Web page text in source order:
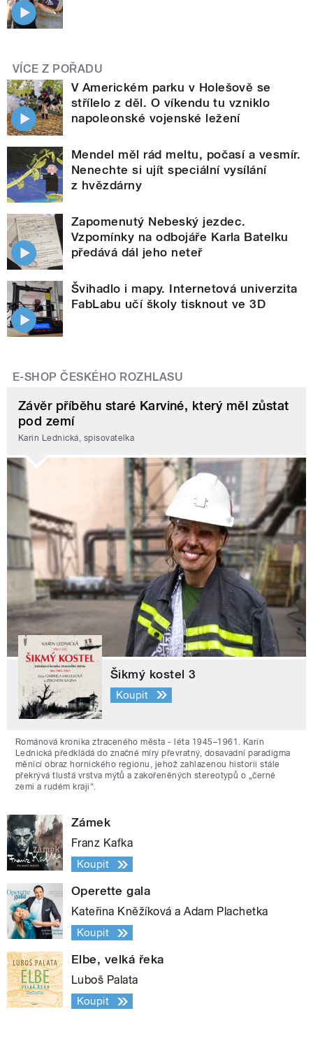
VÍCE Z POŘADU
V Americkém parku v Holešově se
střílelo z děl. O víkendu tu vzniklo
napoleonské vojenské ležení
Mendel měl rád meltu, počasí a vesmír.
Nenechte si ujít speciální vysílání
z hvězdárny
Zapomenutý Nebeský jezdec.
Vzpomínky na odbojáře Karla Batelku
předává dál jeho neteř
Švihadlo i mapy. Internetová univerzita
FabLabu učí školy tisknout ve 3D
E-SHOP ČESKÉHO ROZHLASU
Závěr příběhu staré Karviné, který měl zůstat
pod zemí
Karin Lednická, spisovatelka
Šikmý kostel 3
Koupit
Románová kronika ztraceného města - léta 1945–1961. Karin
Lednická předkládá do značné míry převratný, dosavadní paradigma
měnící obraz hornického regionu, jehož zahlazenou historii stále
překrývá tlustá vrstva mýtů a zakořeněných stereotypů o „černé
zemi a rudém kraji“.
Zámek
Franz Kafka
Koupit
Operette gala
Kateřina Kněžíková a Adam Plachetka
Koupit
Elbe, velká řeka
Luboš Palata
Koupit